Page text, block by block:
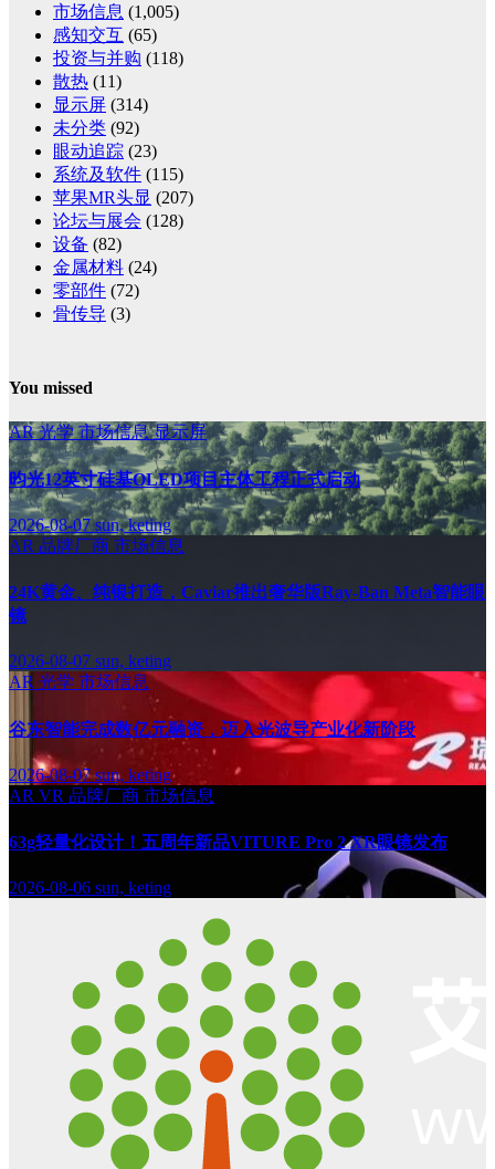
市场信息 (1,005)
感知交互 (65)
投资与并购 (118)
散热 (11)
显示屏 (314)
未分类 (92)
眼动追踪 (23)
系统及软件 (115)
苹果MR头显 (207)
论坛与展会 (128)
设备 (82)
金属材料 (24)
零部件 (72)
骨传导 (3)
You missed
AR光学市场信息显示屏
昀光12英寸硅基OLED项目主体工程正式启动
2026-08-07sun, keting
AR 品牌厂商 市场信息
24K黄金、纯银打造，Caviar推出奢华版Ray-Ban Meta智能眼
镜
2026-08-07 sun, keting
AR 光学 市场信息
谷东智能完成数亿元融资，迈入光波导产业化新阶段
2026-08-07sun, keting
AR VR 品牌厂商 市场信息
63g轻量化设计！五周年新品VITURE Pro 2 XR眼镜发布
2026-08-06 sun, keting